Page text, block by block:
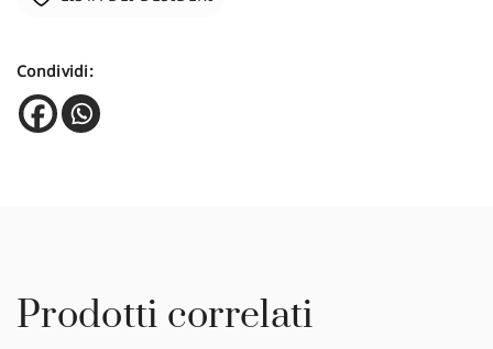
Condividi:
Prodotti correlati